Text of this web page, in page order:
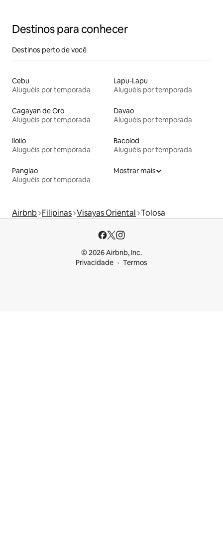
Destinos para conhecer
Destinos perto de você
Cebu
Aluguéis por temporada
Lapu-Lapu
Aluguéis por temporada
Cagayan de Oro
Aluguéis por temporada
Davao
Aluguéis por temporada
Iloilo
Aluguéis por temporada
Bacolod
Aluguéis por temporada
Panglao
Aluguéis por temporada
Mostrar mais
Airbnb Filipinas Visayas Oriental Tolosa
© 2026 Airbnb, Inc.
Privacidade
Termos